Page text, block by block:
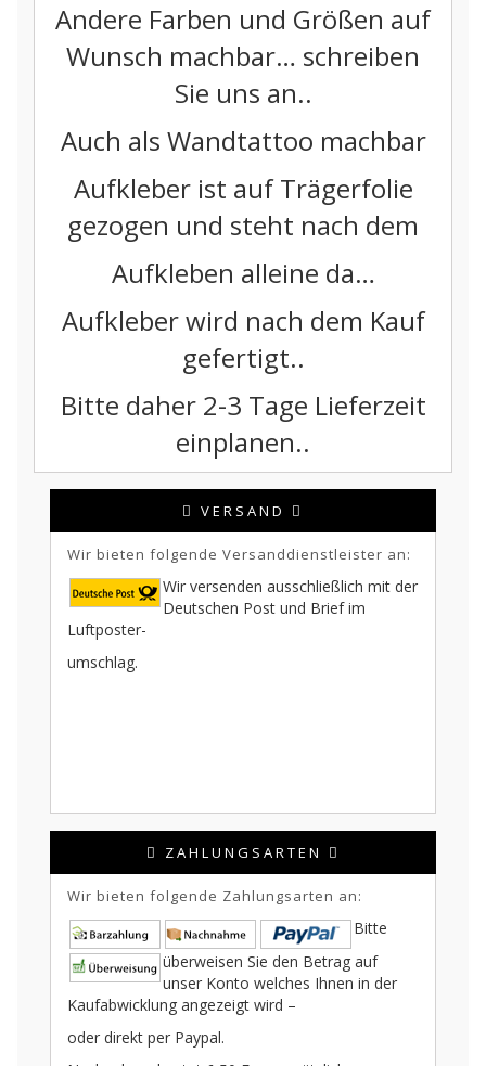
Andere Farben und Größen auf
Wunsch machbar… schreiben
Sie uns an..
Auch als Wandtattoo machbar
Aufkleber ist auf Trägerfolie
gezogen und steht nach dem
Aufkleben alleine da…
Aufkleber wird nach dem Kauf
gefertigt..
Bitte daher 2-3 Tage Lieferzeit
einplanen..
VERSAND
Wir bieten folgende Versanddienstleister an:
Wir versenden ausschließlich mit der
Deutschen Post und Brief im
Luftposter-
umschlag.
ZAHLUNGSARTEN
Wir bieten folgende Zahlungsarten an:
Bitte
überweisen Sie den Betrag auf
unser Konto welches Ihnen in der
Kaufabwicklung angezeigt wird –
oder direkt per Paypal.